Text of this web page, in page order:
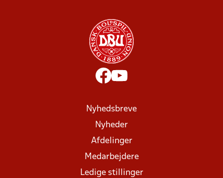
Nyhedsbreve
Nyheder
Afdelinger
Medarbejdere
Ledige stillinger